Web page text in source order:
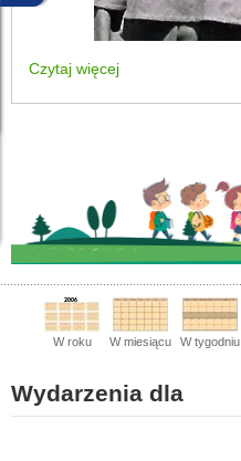
Czytaj więcej
W roku W miesiącu W tygodniu
Wydarzenia dla